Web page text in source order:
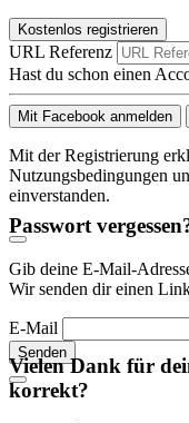
Kostenlos registrieren
URL Referenz
Hast du schon einen
Mit Facebook anmelden
Mit der Registrierung
Nutzungsbedingungen
einverstanden.
Passwort
Gib deine E-Mail-
Wir senden dir einen
E-Mail
Senden
Vielen Dank für
korrekt?